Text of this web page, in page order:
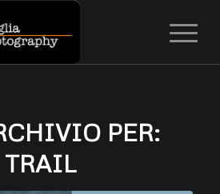
PER:
TRAIL